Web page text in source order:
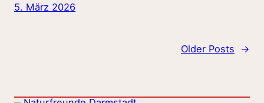
5. März 2026
Older Posts →